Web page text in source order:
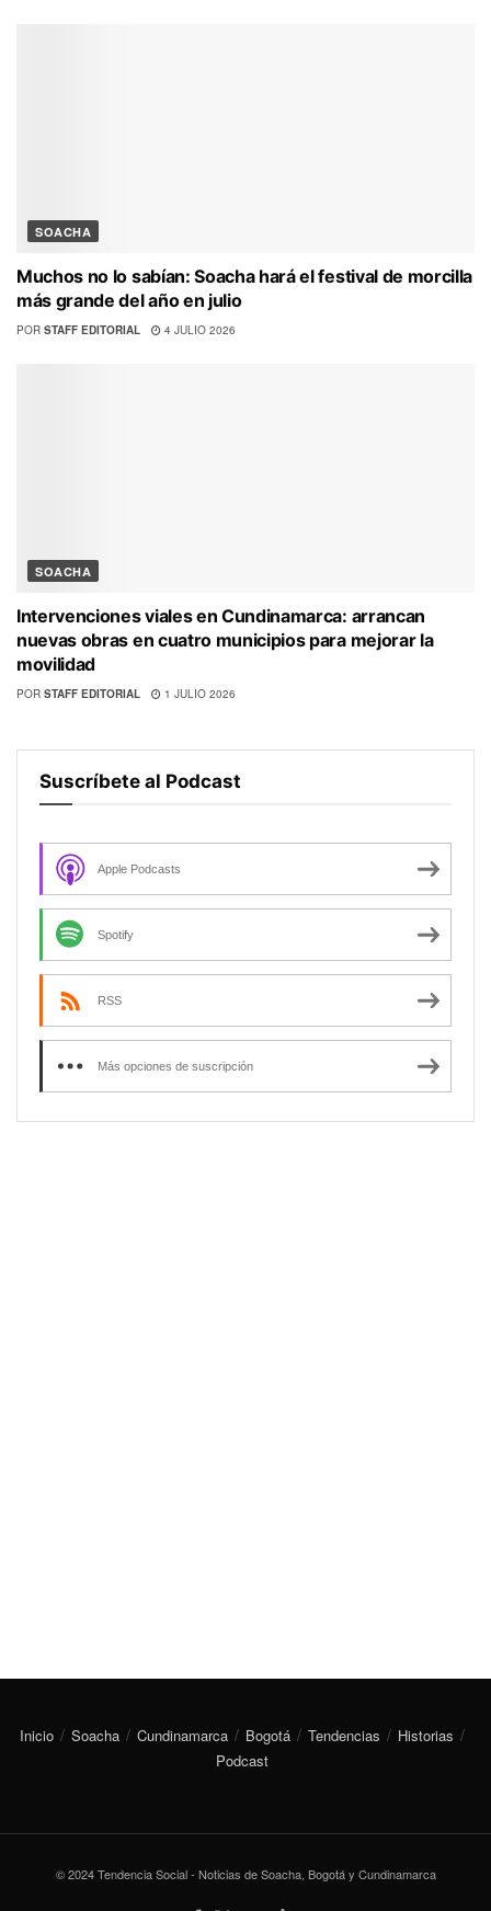
SOACHA
Muchos no lo sabían: Soacha hará el festival de morcilla
más grande del año en julio
POR STAFF EDITORIAL 4 JULIO 2026
SOACHA
Intervenciones viales en Cundinamarca: arrancan
nuevas obras en cuatro municipios para mejorar la
movilidad
POR STAFF EDITORIAL 1 JULIO 2026
Suscríbete al Podcast
Apple Podcasts
Spotify
RSS
Más opciones de suscripción
Inicio Soacha Cundinamarca Bogotá Tendencias
Historias
Podcast
© 2024 Tendencia Social - Noticias de Soacha, Bogotá y Cundinamarca